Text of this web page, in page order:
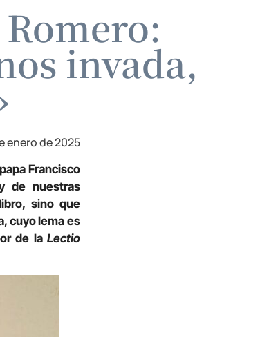
invada,
enero de 2025
Francisco
de nuestras
sino que
cuyo lema es
de la Lectio